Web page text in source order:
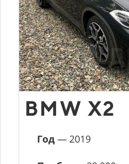
BMW X2
Год— 2019